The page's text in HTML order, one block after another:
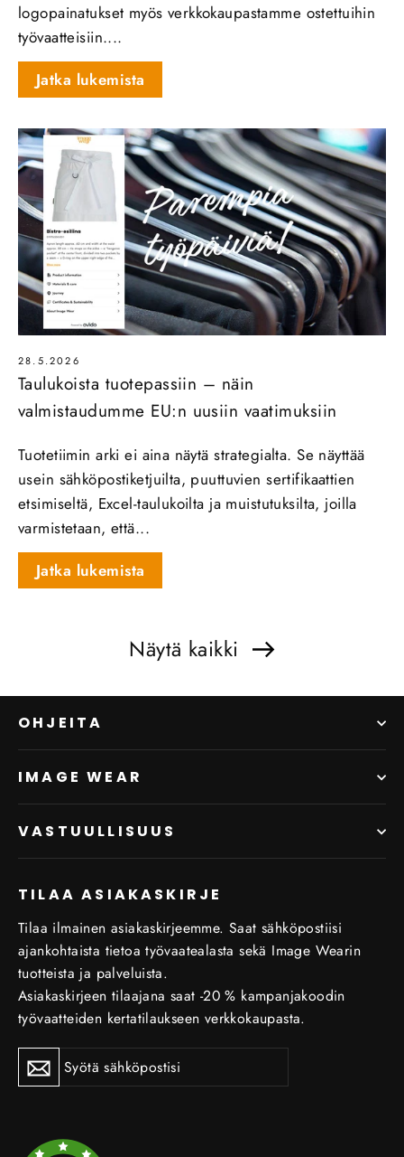
logopainatukset myös verkkokaupastamme ostettuihin
työvaatteisiin....
Jatka lukemista
28.5.2026
Taulukoista tuotepassiin – näin
valmistaudumme EU:n uusiin vaatimuksiin
Tuotetiimin arki ei aina näytä strategialta. Se näyttää
usein sähköpostiketjuilta, puuttuvien sertifikaattien
etsimiseltä, Excel-taulukoilta ja muistutuksilta, joilla
varmistetaan, että...
Jatka lukemista
Näytä kaikki
OHJEITA
IMAGE WEAR
VASTUULLISUUS
TILAA ASIAKASKIRJE
Tilaa ilmainen asiakaskirjeemme. Saat sähköpostiisi
ajankohtaista tietoa työvaatealasta sekä Image Wearin
tuotteista ja palveluista.
Asiakaskirjeen tilaajana saat -20 % kampanjakoodin
työvaatteiden kertatilaukseen verkkokaupasta.
Tilaa
uutiskirje
Tilaa
uutiskirje